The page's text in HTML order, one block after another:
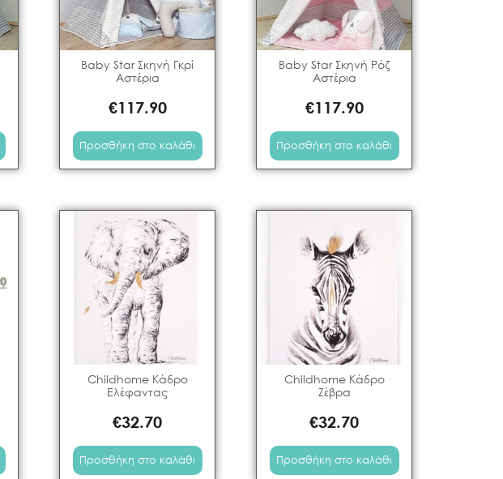
Baby Star Σκηνή Γκρί
Αστέρια
€117.90
Προσθήκη στο καλάθι
Baby Star Σκηνή Ρόζ
Αστέρια
€117.90
Προσθήκη στο καλάθι
Childhome Κάδρο
Ελέφαντας
€32.70
Προσθήκη στο καλάθι
Childhome Κάδρο
Ζέβρα
€32.70
Προσθήκη στο καλάθι